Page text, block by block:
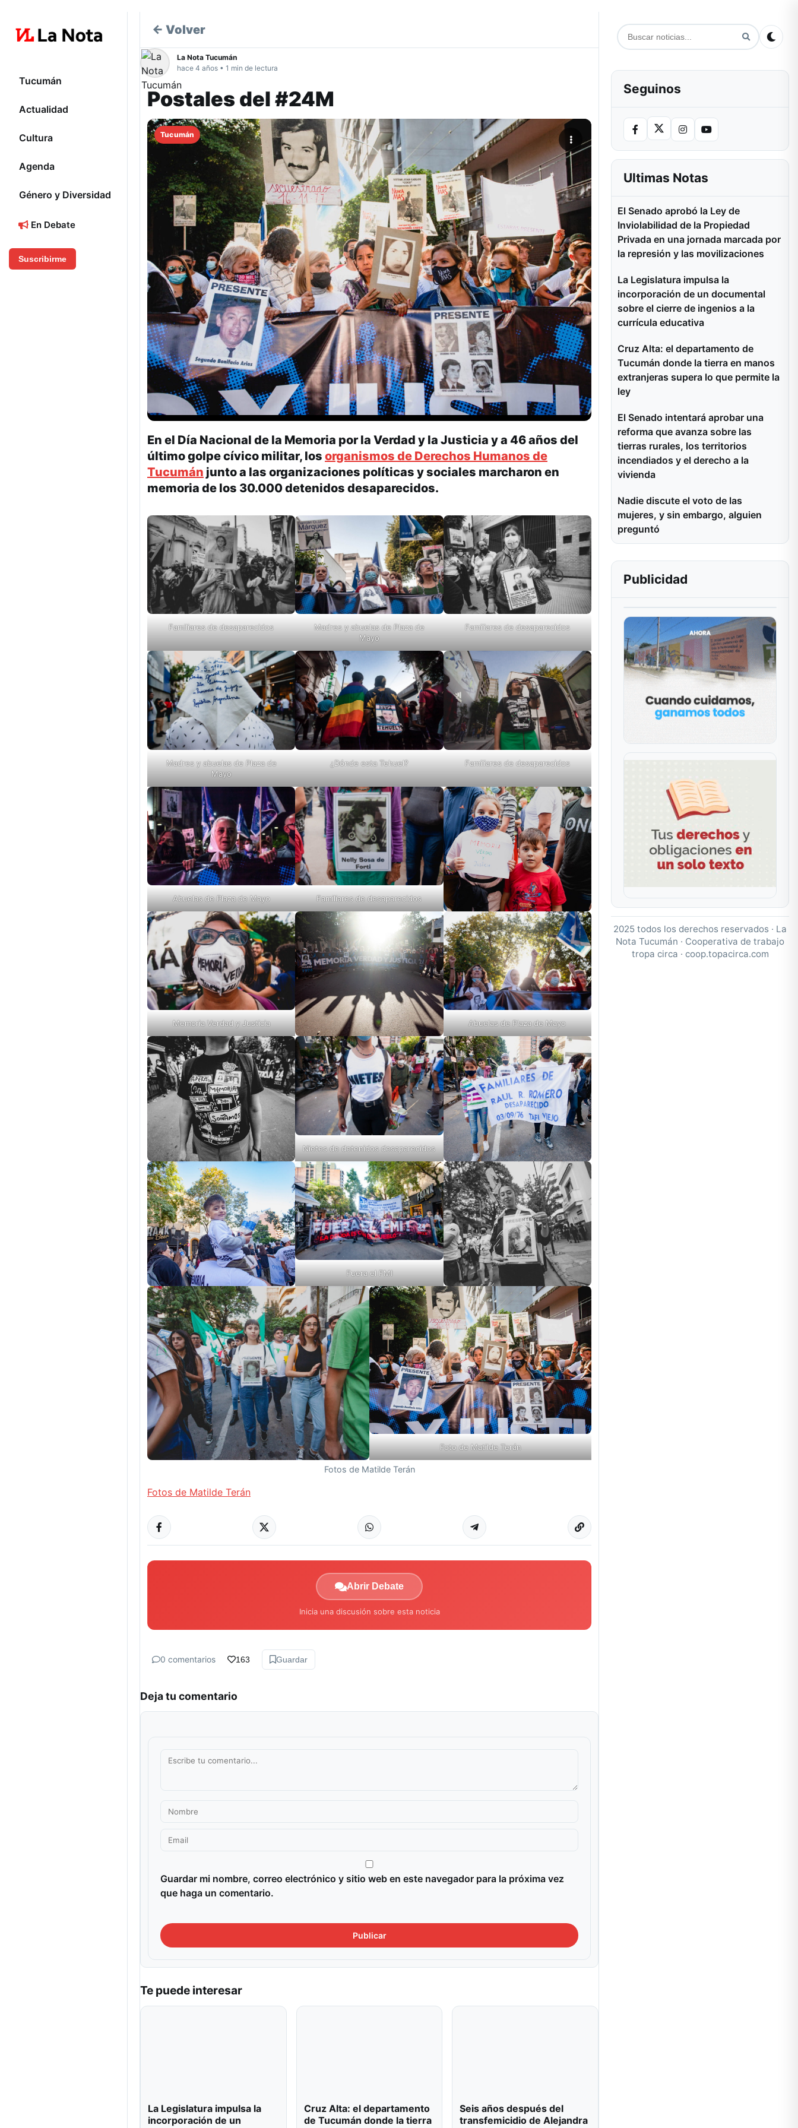
Tucumán
Actualidad
Cultura
Agenda
Género y Diversidad
En Debate
Suscribirme
← Volver
La Nota Tucumán
hace 4 años • 1 min de lectura
Postales del #24M
Tucumán
En el Día Nacional de la Memoria por la Verdad y la Justicia y a 46 años del
último golpe cívico militar, los organismos de Derechos Humanos de
Tucumán junto a las organizaciones políticas y sociales marcharon en
memoria de los 30.000 detenidos desaparecidos.
Familiares de desaparecidos
Madres y abuelas de Plaza de
Mayo
Familiares de desaparecidos
Madres y abuelas de Plaza de
Mayo
¿Dónde esta Tehuel? Familiares de desaparecidos
Abuelas de Plaza de Mayo Familiares de desaparecidos
Memoria Verdad y Justicia Abuelas de Plaza de Mayo
Nietes de detenidos desaparecidos
Fuera el FMI
Foto de Matilde Terán
Fotos de Matilde Terán
Fotos de Matilde Terán
Abrir Debate
Inicia una discusión sobre esta noticia
0 comentarios 163 Guardar
Deja tu comentario
Guardar mi nombre, correo electrónico y sitio web en este navegador para la próxima vez
que haga un comentario.
Te puede interesar
La Legislatura impulsa la
incorporación de un
Cruz Alta: el departamento
de Tucumán donde la tierra
Seis años después del
transfemicidio de Alejandra
Seguinos
Ultimas Notas
El Senado aprobó la Ley de
Inviolabilidad de la Propiedad
Privada en una jornada marcada por
la represión y las movilizaciones
La Legislatura impulsa la
incorporación de un documental
sobre el cierre de ingenios a la
currícula educativa
Cruz Alta: el departamento de
Tucumán donde la tierra en manos
extranjeras supera lo que permite la
ley
El Senado intentará aprobar una
reforma que avanza sobre las
tierras rurales, los territorios
incendiados y el derecho a la
vivienda
Nadie discute el voto de las
mujeres, y sin embargo, alguien
preguntó
Publicidad
2025 todos los derechos reservados · La
Nota Tucumán · Cooperativa de trabajo
tropa circa · coop.topacirca.com